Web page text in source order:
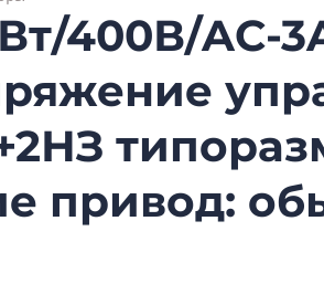
400В/AC-
привод: